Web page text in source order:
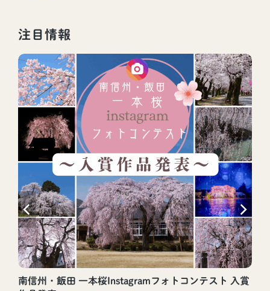
注目情報
南信州・飯田 一本桜Instagramフォトコンテスト 入賞